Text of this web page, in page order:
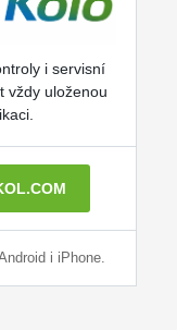
i servisní
vždy uloženou
i iPhone.